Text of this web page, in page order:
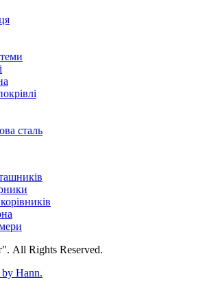
сталь
All Rights Reserved.
by Hann.